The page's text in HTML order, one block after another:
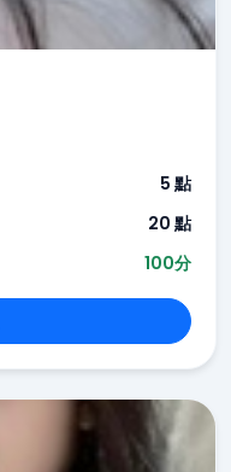
5 點
20 點
100分